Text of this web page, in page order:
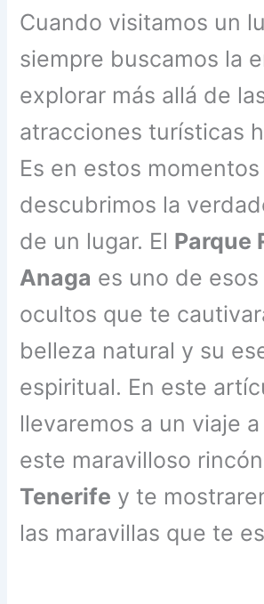
Cuando visitamos un
siempre buscamos la
explorar más allá de
atracciones turísticas
Es en estos
descubrimos la
de un lugar. El Parque
Anaga es uno de
ocultos que te
belleza natural y su
espiritual. En este
llevaremos a un viaje
este maravilloso
Tenerife y te
las maravillas que te